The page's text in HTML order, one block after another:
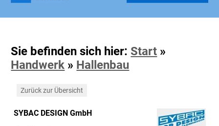
Sie befinden sich hier: Start »
Handwerk » Hallenbau
Zurück zur Übersicht
SYBAC DESIGN GmbH